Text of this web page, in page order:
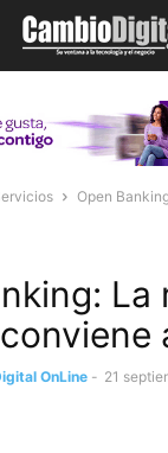
Open
La
OnLine - 21